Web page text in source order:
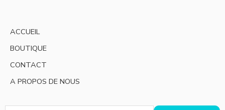
ACCUEIL
BOUTIQUE
CONTACT
A PROPOS DE NOUS